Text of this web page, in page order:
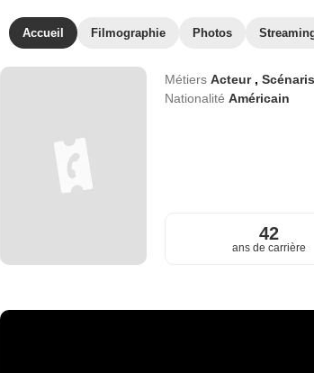
Accueil Filmographie Photos
Métiers Acteur ,
Nationalité Américain
42
ans de carrière